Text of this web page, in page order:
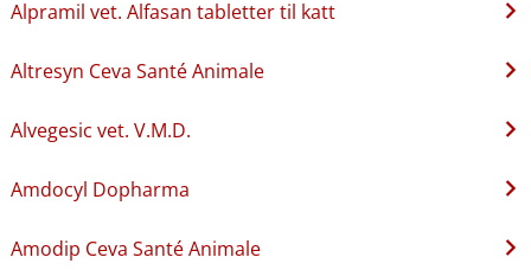
Alpramil vet. Alfasan tabletter til katt
Altresyn Ceva Santé Animale
Alvegesic vet. V.M.D.
Amdocyl Dopharma
Amodip Ceva Santé Animale